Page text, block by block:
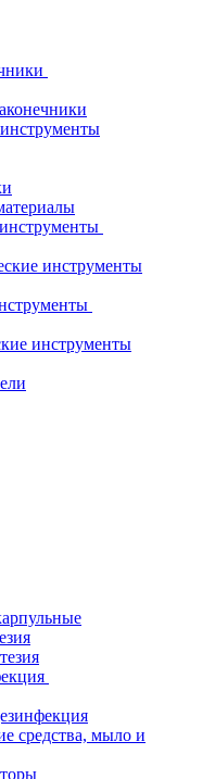
инструменты
инструменты
средства, мыло и